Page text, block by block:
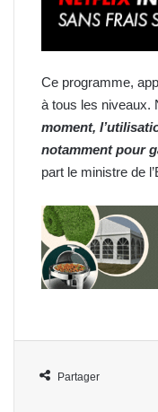
Ce programme,
à tous les niveaux.
moment,
notamment pour
part le ministre de
Partager